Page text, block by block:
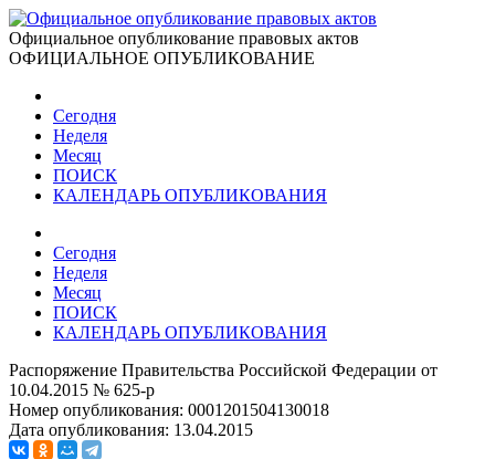
Официальное опубликование правовых актов
ОФИЦИАЛЬНОЕ ОПУБЛИКОВАНИЕ
Сегодня
Неделя
Месяц
ПОИСК
КАЛЕНДАРЬ ОПУБЛИКОВАНИЯ
Сегодня
Неделя
Месяц
ПОИСК
КАЛЕНДАРЬ ОПУБЛИКОВАНИЯ
Распоряжение Правительства Российской Федерации от
10.04.2015 № 625-р
Номер опубликования: 0001201504130018
Дата опубликования: 13.04.2015